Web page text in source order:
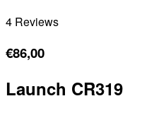
4 Reviews
€86,00
Launch CR319